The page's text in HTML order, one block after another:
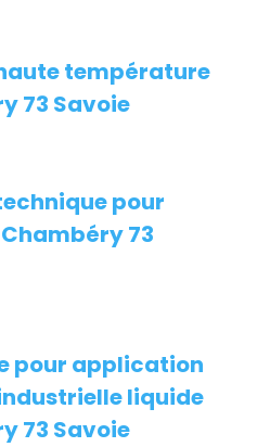
température
73 Savoie
pour
73
pour application
liquide
73 Savoie